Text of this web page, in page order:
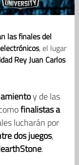
las finales del
, el lugar
Rey Juan Carlos
y de las
finalistas a
lucharán por
dos juegos,
.